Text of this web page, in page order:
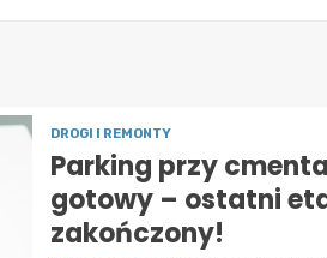
DROGI I REMONTY
Parking przy
gotowy – ostatni
zakończony!